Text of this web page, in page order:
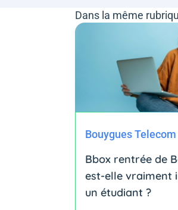
Dans la même
Bouygues Telecom
Bbox rentrée de
est-elle vraiment
un étudiant ?